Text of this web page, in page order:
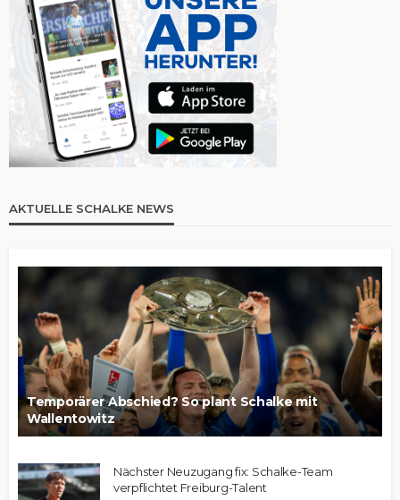
AKTUELLE SCHALKE NEWS
Temporärer Abschied? So plant Schalke mit
Wallentowitz
Nächster Neuzugang fix: Schalke-Team
verpflichtet Freiburg-Talent